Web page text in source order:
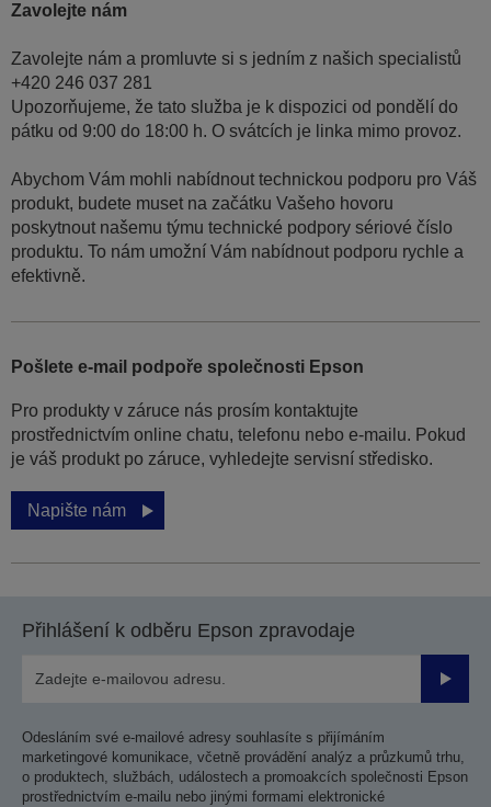
Zavolejte nám
Zavolejte nám a promluvte si s jedním z našich specialistů
+420 246 037 281
Upozorňujeme, že tato služba je k dispozici od pondělí do
pátku od 9:00 do 18:00 h. O svátcích je linka mimo provoz.
Abychom Vám mohli nabídnout technickou podporu pro Váš
produkt, budete muset na začátku Vašeho hovoru
poskytnout našemu týmu technické podpory sériové číslo
produktu. To nám umožní Vám nabídnout podporu rychle a
efektivně.
Pošlete e-mail podpoře společnosti Epson
Pro produkty v záruce nás prosím kontaktujte
prostřednictvím online chatu, telefonu nebo e-mailu. Pokud
je váš produkt po záruce, vyhledejte servisní středisko.
Napište nám
Přihlášení k odběru Epson zpravodaje
Odesláním své e-mailové adresy souhlasíte s přijímáním
marketingové komunikace, včetně provádění analýz a průzkumů trhu,
o produktech, službách, událostech a promoakcích společnosti Epson
prostřednictvím e-mailu nebo jinými formami elektronické